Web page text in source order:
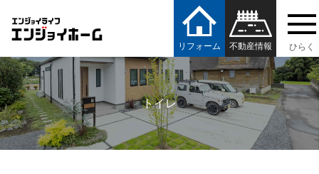
エンジョイホーム
リフォーム 不動産情報
トイレ